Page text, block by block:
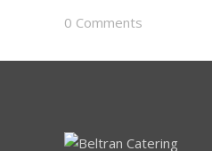
0 Comments